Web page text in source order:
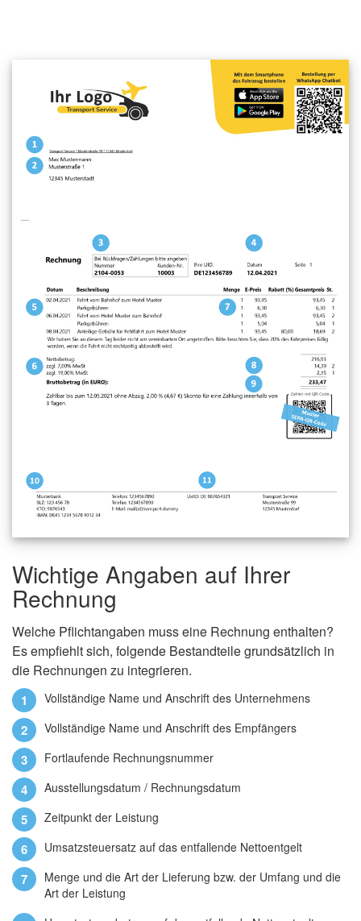
Wichtige Angaben auf Ihrer
Rechnung
Welche Pflichtangaben muss eine Rechnung enthalten?
Es empfiehlt sich, folgende Bestandteile grundsätzlich in
die Rechnungen zu integrieren.
Vollständige Name und Anschrift des Unternehmens
Vollständige Name und Anschrift des Empfängers
Fortlaufende Rechnungsnummer
Ausstellungsdatum / Rechnungsdatum
Zeitpunkt der Leistung
Umsatzsteuersatz auf das entfallende Nettoentgelt
Menge und die Art der Lieferung bzw. der Umfang und die
Art der Leistung